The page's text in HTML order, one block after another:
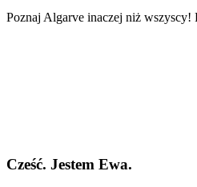
Poznaj Algarve inaczej niż wszyscy!
Cześć. Jestem Ewa.